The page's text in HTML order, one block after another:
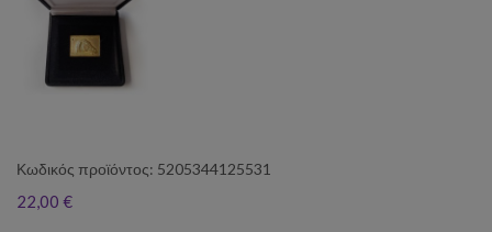
Κωδικός προϊόντος: 5205344125531
22,00 €